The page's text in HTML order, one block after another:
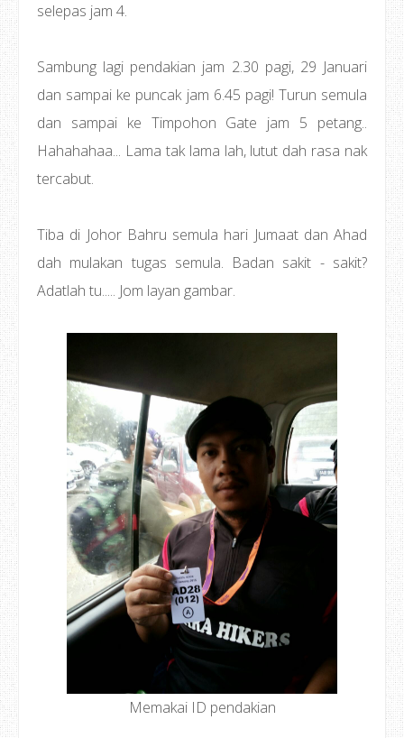
selepas jam 4.
Sambung lagi pendakian jam 2.30 pagi, 29 Januari
dan sampai ke puncak jam 6.45 pagi! Turun semula
dan sampai ke Timpohon Gate jam 5 petang..
Hahahahaa... Lama tak lama lah, lutut dah rasa nak
tercabut.
Tiba di Johor Bahru semula hari Jumaat dan Ahad
dah mulakan tugas semula. Badan sakit - sakit?
Adatlah tu..... Jom layan gambar.
Memakai ID pendakian